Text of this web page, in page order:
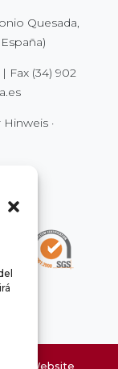
Quesada,
Fax (34) 902
Hinweis ·
Website